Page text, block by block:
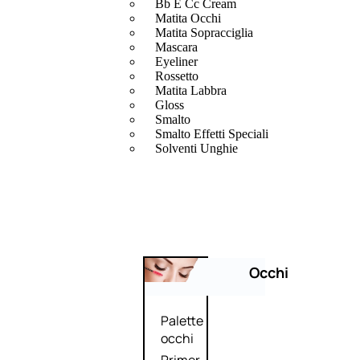
Bb E Cc Cream
Matita Occhi
Matita Sopracciglia
Mascara
Eyeliner
Rossetto
Matita Labbra
Gloss
Smalto
Smalto Effetti Speciali
Solventi Unghie
Occhi
Palette
occhi